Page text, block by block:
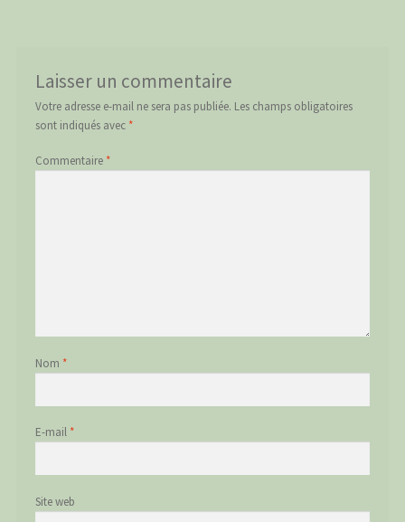
Laisser un commentaire
Votre adresse e-mail ne sera pas publiée. Les champs obligatoires
sont indiqués avec *
Commentaire *
Nom *
E-mail *
Site web